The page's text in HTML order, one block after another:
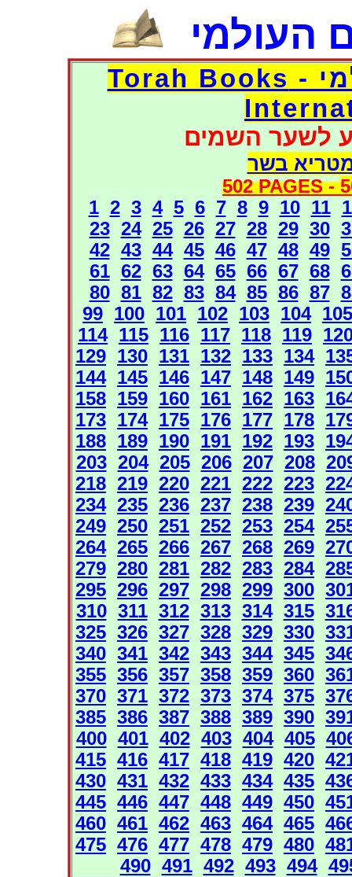
העולמי
דפי אוצר הספרים העולמי - Torah Books
לשער השמים
בשר
502 PAGES -
1 2 3 4 5 6 7 8 9 10 11
23 24 25 26 27 28 29 30
42 43 44 45 46 47 48 49
61 62 63 64 65 66 67 68
80 81 82 83 84 85 86 87
99 100 101 102 103 104 105
114 115 116 117 118 119
129 130 131 132 133 134
144 145 146 147 148 149
158 159 160 161 162 163
173 174 175 176 177 178
188 189 190 191 192 193
203 204 205 206 207 208
218 219 220 221 222 223
234 235 236 237 238 239
249 250 251 252 253 254
264 265 266 267 268 269
279 280 281 282 283 284
295 296 297 298 299 300
310 311 312 313 314 315
325 326 327 328 329 330
340 341 342 343 344 345
355 356 357 358 359 360
370 371 372 373 374 375
385 386 387 388 389 390
400 401 402 403 404 405
415 416 417 418 419 420
430 431 432 433 434 435
445 446 447 448 449 450
460 461 462 463 464 465
475 476 477 478 479 480
490 491 492 493 494